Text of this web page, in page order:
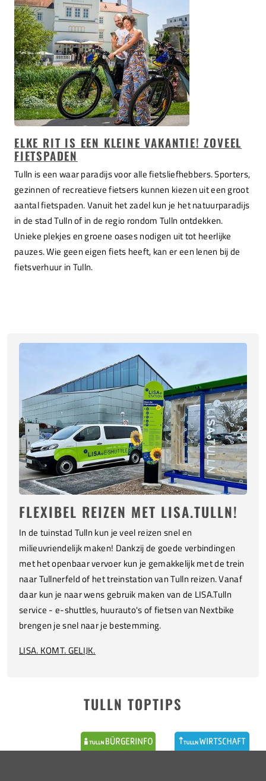
ELKE RIT IS EEN KLEINE VAKANTIE! ZOVEEL
FIETSPADEN
Tulln is een waar paradijs voor alle fietsliefhebbers. Sporters,
gezinnen of recreatieve fietsers kunnen kiezen uit een groot
aantal fietspaden. Vanuit het zadel kun je het natuurparadijs
in de stad Tulln of in de regio rondom Tulln ontdekken.
Unieke plekjes en groene oases nodigen uit tot heerlijke
pauzes. Wie geen eigen fiets heeft, kan er een lenen bij de
fietsverhuur in Tulln.
FLEXIBEL REIZEN MET LISA.TULLN!
In de tuinstad Tulln kun je veel reizen snel en
milieuvriendelijk maken! Dankzij de goede verbindingen
met het openbaar vervoer kun je gemakkelijk met de trein
naar Tullnerfeld of het treinstation van Tulln reizen. Vanaf
daar kun je naar wens gebruik maken van de LISA.Tulln
service - e-shuttles, huurauto's of fietsen van Nextbike
brengen je snel naar je bestemming.
LISA. KOMT. GELIJK.
TULLN TOPTIPS